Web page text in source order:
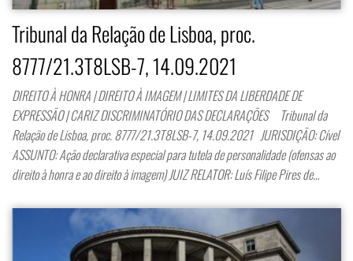
Tribunal da Relação de Lisboa, proc.
8777/21.3T8LSB-7, 14.09.2021
DIREITO À HONRA | DIREITO À IMAGEM | LIMITES DA LIBERDADE DE
EXPRESSÃO | CARIZ DISCRIMINATÓRIO DAS DECLARAÇÕES Tribunal da
Relação de Lisboa, proc. 8777/21.3T8LSB-7, 14.09.2021 JURISDIÇÃO: Cível
ASSUNTO: Ação declarativa especial para tutela de personalidade (ofensas ao
direito à honra e ao direito à imagem) JUIZ RELATOR: Luís Filipe Pires de…